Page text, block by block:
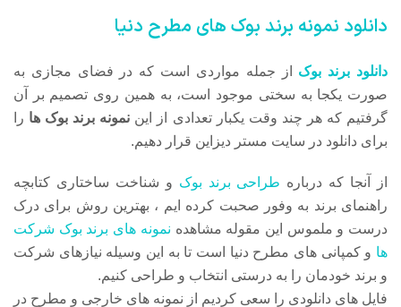
دانلود نمونه برند بوک های مطرح دنیا
دانلود برند بوک از جمله مواردی است که در فضای مجازی به
صورت یکجا به سختی موجود است، به همین روی تصمیم بر آن
گرفتیم که هر چند وقت یکبار تعدادی از این نمونه برند بوک ها را
برای دانلود در سایت مستر دیزاین قرار دهیم.
از آنجا که درباره طراحی برند بوک و شناخت ساختاری کتابچه
راهنمای برند به وفور صحبت کرده ایم ، بهترین روش برای درک
درست و ملموس این مقوله مشاهده نمونه های برند بوک شرکت
ها و کمپانی های مطرح دنیا است تا به این وسیله نیازهای شرکت
و برند خودمان را به درستی انتخاب و طراحی کنیم.
فایل های دانلودی را سعی کردیم از نمونه های خارجی و مطرح در